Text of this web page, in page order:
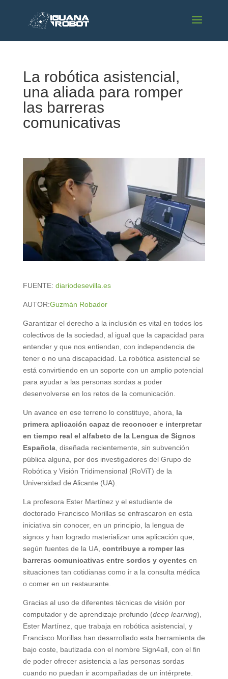
La robótica asistencial,
una aliada para romper
las barreras
comunicativas
FUENTE: diariodesevilla.es
AUTOR:Guzmán Robador
Garantizar el derecho a la inclusión es vital en todos los
colectivos de la sociedad, al igual que la capacidad para
entender y que nos entiendan, con independencia de
tener o no una discapacidad. La robótica asistencial se
está convirtiendo en un soporte con un amplio potencial
para ayudar a las personas sordas a poder
desenvolverse en los retos de la comunicación.
Un avance en ese terreno lo constituye, ahora,
la
primera aplicación capaz de reconocer e interpretar
en tiempo real el alfabeto de la Lengua de Signos
Española, diseñada recientemente, sin subvención
pública alguna, por dos investigadores del Grupo de
Robótica y Visión Tridimensional (RoViT) de la
Universidad de Alicante (UA).
La profesora Ester Martínez y el estudiante de
doctorado Francisco Morillas se enfrascaron en esta
iniciativa sin conocer, en un principio, la lengua de
signos y han logrado materializar una aplicación que,
según fuentes de la UA, contribuye a romper las
barreras comunicativas entre sordos y oyentes en
situaciones tan cotidianas como ir a la consulta médica
o comer en un restaurante.
Gracias al uso de diferentes técnicas de visión por
computador y de aprendizaje profundo (deep learning),
Ester Martínez, que trabaja en robótica asistencial, y
Francisco Morillas han desarrollado esta herramienta de
bajo coste, bautizada con el nombre Sign4all, con el fin
de poder ofrecer asistencia a las personas sordas
cuando no puedan ir acompañadas de un intérprete.